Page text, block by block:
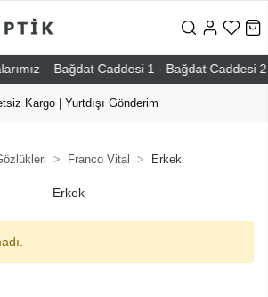
– Bağdat Caddesi 1 - Bağdat Caddesi 2 -
Kargo | Yurtdışı Gönderim
Franco Vital Erkek
Erkek